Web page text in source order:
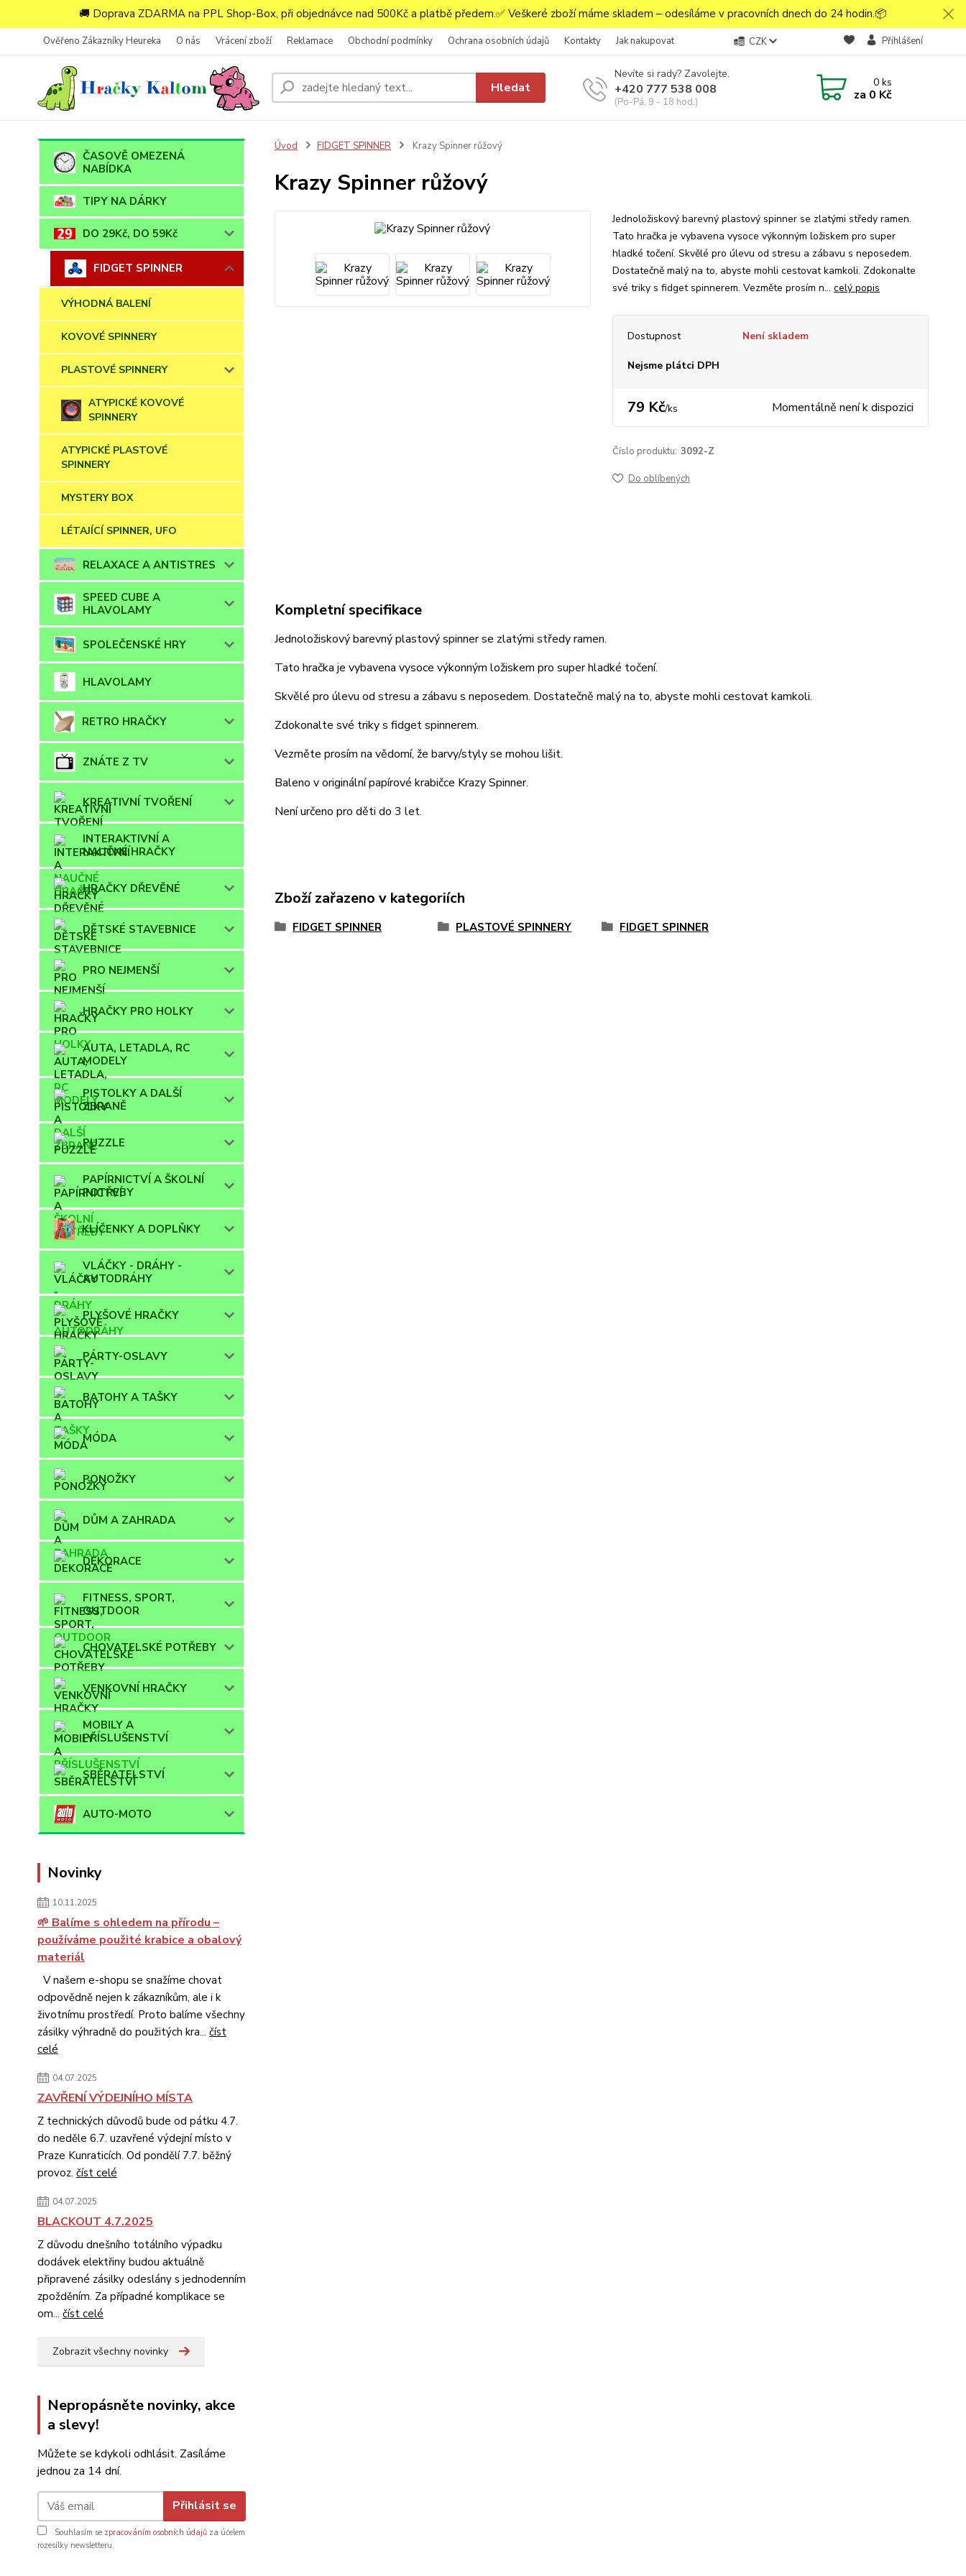
🚚 Doprava ZDARMA na PPL Shop-Box, při objednávce nad 500Kč a platbě předem.✅ Veškeré zboží máme skladem – odesíláme v pracovních dnech do 24 hodin.📦
Ověřeno Zákazníky Heureka O nás Vrácení zboží Reklamace Obchodní podmínky Ochrana osobních údajů Kontakty Jak nakupovat CZK Přihlášení
Hledat
Nevíte si rady? Zavolejte.
+420 777 538 008
(Po-Pá, 9 - 18 hod.)
0ks
za 0 Kč
ČASOVĚ OMEZENÁ
NABÍDKA
TIPY NA DÁRKY
DO 29Kč, DO 59Kč
FIDGET SPINNER
VÝHODNÁ BALENÍ
KOVOVÉ SPINNERY
PLASTOVÉ SPINNERY
ATYPICKÉ KOVOVÉ
SPINNERY
ATYPICKÉ PLASTOVÉ
SPINNERY
MYSTERY BOX
LÉTAJÍCÍ SPINNER, UFO
RELAXACE A ANTISTRES
SPEED CUBE A
HLAVOLAMY
SPOLEČENSKÉ HRY
HLAVOLAMY
RETRO HRAČKY
ZNÁTE Z TV
KREATIVNÍ TVOŘENÍ
INTERAKTIVNÍ A
NAUČNÉ HRAČKY
HRAČKY DŘEVĚNÉ
DĚTSKÉ STAVEBNICE
PRO NEJMENŠÍ
HRAČKY PRO HOLKY
AUTA, LETADLA, RC
MODELY
PISTOLKY A DALŠÍ
ZBRANĚ
PUZZLE
PAPÍRNICTVÍ A ŠKOLNÍ
POTŘEBY
KLÍČENKY A DOPLŇKY
VLÁČKY - DRÁHY -
AUTODRÁHY
PLYŠOVÉ HRAČKY
PÁRTY-OSLAVY
BATOHY A TAŠKY
MÓDA
PONOŽKY
DŮM A ZAHRADA
DEKORACE
FITNESS, SPORT,
OUTDOOR
CHOVATELSKÉ POTŘEBY
VENKOVNÍ HRAČKY
MOBILY A
PŘÍSLUŠENSTVÍ
SBĚRATELSTVÍ
AUTO-MOTO
Novinky
10.11.2025
🌱 Balíme s ohledem na přírodu –
používáme použité krabice a obalový
materiál
V našem e-shopu se snažíme chovat
odpovědně nejen k zákazníkům, ale i k
životnímu prostředí. Proto balíme všechny
zásilky výhradně do použitých kra... číst
celé
04.07.2025
ZAVŘENÍ VÝDEJNÍHO MÍSTA
Z technických důvodů bude od pátku 4.7.
do neděle 6.7. uzavřené výdejní místo v
Praze Kunraticích. Od pondělí 7.7. běžný
provoz. číst celé
04.07.2025
BLACKOUT 4.7.2025
Z důvodu dnešního totálního výpadku
dodávek elektřiny budou aktuálně
připravené zásilky odeslány s jednodenním
zpožděním. Za případné komplikace se
om... číst celé
Zobrazit všechny novinky
Nepropásněte novinky, akce
a slevy!
Můžete se kdykoli odhlásit. Zasíláme
jednou za 14 dní.
Přihlásit se
Souhlasím se zpracováním osobních údajů za účelem
rozesílky newsletteru.
Úvod FIDGET SPINNER Krazy Spinner růžový
Krazy Spinner růžový
Jednoložiskový barevný plastový spinner se zlatými středy ramen.
Tato hračka je vybavena vysoce výkonným ložiskem pro super
hladké točení. Skvělé pro úlevu od stresu a zábavu s neposedem.
Dostatečně malý na to, abyste mohli cestovat kamkoli. Zdokonalte
své triky s fidget spinnerem. Vezměte prosím n... celý popis
Dostupnost Není skladem
Nejsme plátci DPH
79 Kč/ks Momentálně není k dispozici
Číslo produktu: 3092-Z
Do oblíbených
Kompletní specifikace
Jednoložiskový barevný plastový spinner se zlatými středy ramen.
Tato hračka je vybavena vysoce výkonným ložiskem pro super hladké točení.
Skvělé pro úlevu od stresu a zábavu s neposedem. Dostatečně malý na to, abyste mohli cestovat kamkoli.
Zdokonalte své triky s fidget spinnerem.
Vezměte prosím na vědomí, že barvy/styly se mohou lišit.
Baleno v originální papírové krabičce Krazy Spinner.
Není určeno pro děti do 3 let.
Zboží zařazeno v kategoriích
FIDGET SPINNER PLASTOVÉ SPINNERY FIDGET SPINNER